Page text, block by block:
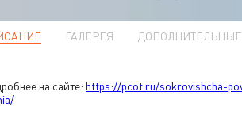
ГАЛЕРЕЯ ДОПОЛНИТЕЛЬНЫЕ
на сайте: https://pcot.ru/sokrovishcha-